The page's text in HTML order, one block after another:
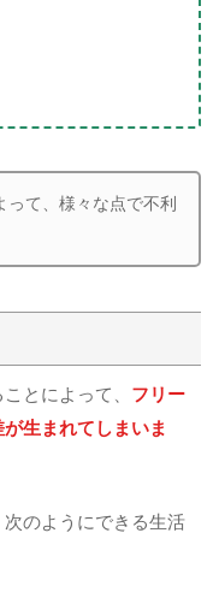
て、様々な点で不利
とによって、 フリー
生まれてしまいま
のようにできる生活